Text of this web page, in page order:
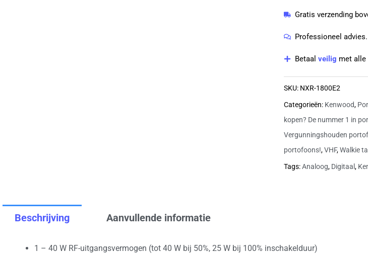
MHz
repeater
Gratis verzending
Professioneel advies.
Betaalveilig met alle
SKU: NXR-1800E2
Categorieën: Kenwood,
kopen? De nummer 1 in
Vergunningshouden
portofoons!,VHF,Walkie
Tags:Analoog, Digitaal,
Beschrijving Aanvullende informatie
1 – 40 W RF-uitgangsvermogen (tot 40 W bij 50%, 25 W bij 100% inschakelduur)